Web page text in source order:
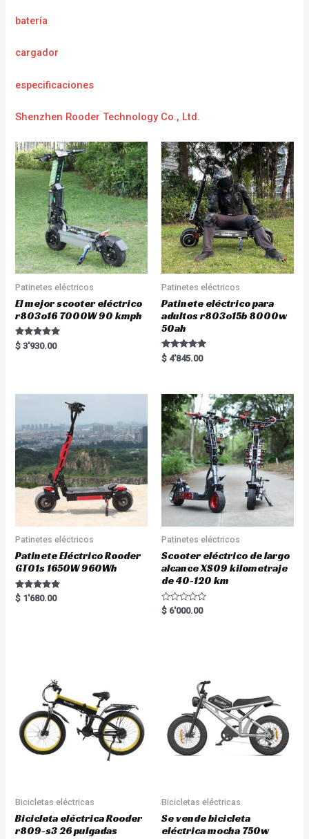
batería
cargador
especificaciones
Shenzhen Rooder Technology Co., Ltd.
Patinetes eléctricos
El mejor scooter eléctrico
r803o16 7000W 90 kmph
Rated
5.00
$ 3'930.00
Patinetes eléctricos
Patinete eléctrico para
adultos r803o15b 8000w
50ah
Rated
5.00
$ 4'845.00
Patinetes eléctricos
Patinete Eléctrico Rooder
GT01s 1650W 960Wh
Rated
5.00
$ 1'680.00
Patinetes eléctricos
Scooter eléctrico de largo
alcance XS09 kilometraje
de 40-120 km
R
a
$ 6'000.00
Bicicletas eléctricas
Bicicleta eléctrica Rooder
r809-s3 26 pulgadas
Bicicletas eléctricas
Se vende bicicleta
eléctrica mocha 750w